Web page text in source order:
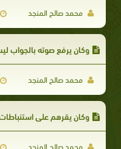
محمد صالح المنجد
وكان يرفع صوته بالجواب
محمد صالح المنجد
وكان يقرهم على
محمد صالح المنجد